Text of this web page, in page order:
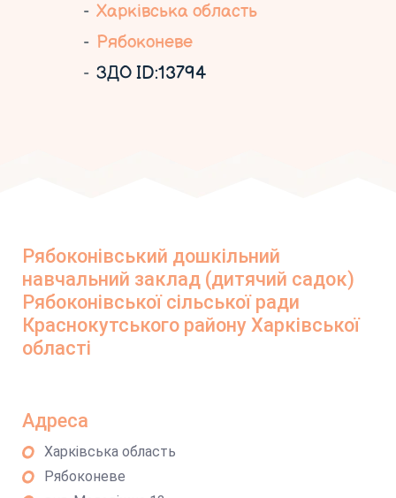
Харківська область
Рябоконеве
ЗДО ID:13794
Рябоконівський дошкільний
навчальний заклад (дитячий садок)
Рябоконівської сільської ради
Краснокутського району Харківської
області
Адреса
Харківська область
Рябоконеве